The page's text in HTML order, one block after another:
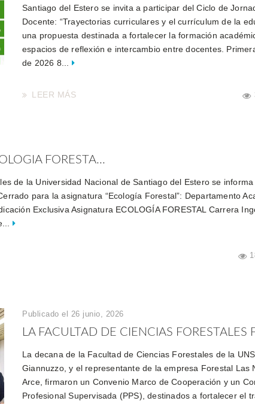
Santiago del Estero se invita a participar del Ciclo de
Docente: “Trayectorias curriculares y el currículum de la
una propuesta destinada a fortalecer la formación
espacios de reflexión e intercambio entre docentes.
de 2026 8...
LEER MÁS
FORESTA...
de la Universidad Nacional de Santiago del Estero se
para la asignatura “Ecología Forestal”: Departamento
Exclusiva Asignatura ECOLOGÍA FORESTAL Carrera
Publicado el 26 junio, 2026
LA FACULTAD DE CIENCIAS FORESTALES
La decana de la Facultad de Ciencias Forestales de la
Giannuzzo, y el representante de la empresa Forestal Las
Arce, firmaron un Convenio Marco de Cooperación y un
Profesional Supervisada (PPS), destinados a fortalecer el